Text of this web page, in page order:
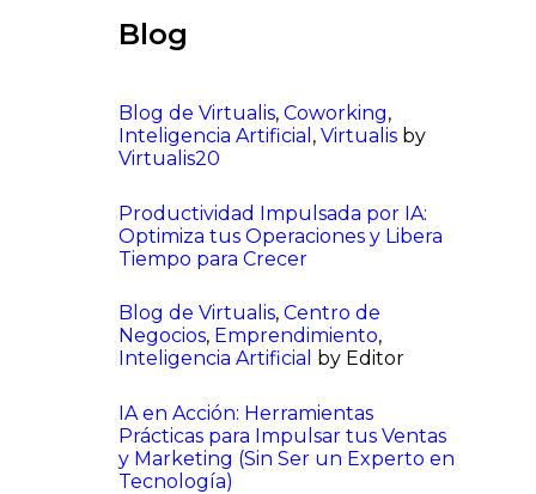
Blog
Blog de Virtualis, Coworking,
Inteligencia Artificial , Virtualis by
Virtualis20
Productividad Impulsada por IA:
Optimiza tus Operaciones y Libera
Tiempo para Crecer
Blog de Virtualis, Centro de
Negocios, Emprendimiento,
Inteligencia Artificial by Editor
IA en Acción: Herramientas
Prácticas para Impulsar tus Ventas
y Marketing (Sin Ser un Experto en
Tecnología)